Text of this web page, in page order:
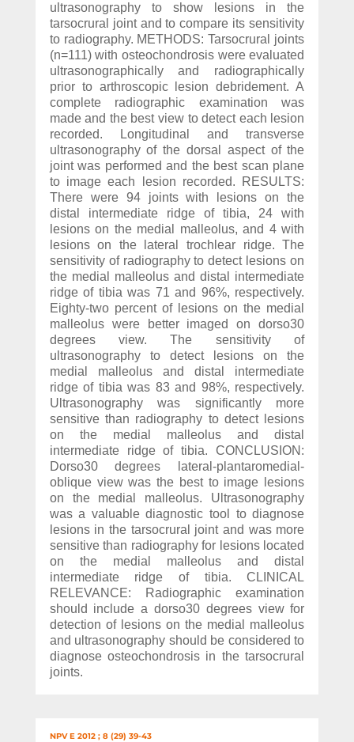
ultrasonography to show lesions in the
tarsocrural joint and to compare its sensitivity
to radiography. METHODS: Tarsocrural joints
(n=111) with osteochondrosis were evaluated
ultrasonographically and radiographically
prior to arthroscopic lesion debridement. A
complete radiographic examination was
made and the best view to detect each lesion
recorded. Longitudinal and transverse
ultrasonography of the dorsal aspect of the
joint was performed and the best scan plane
to image each lesion recorded. RESULTS:
There were 94 joints with lesions on the
distal intermediate ridge of tibia, 24 with
lesions on the medial malleolus, and 4 with
lesions on the lateral trochlear ridge. The
sensitivity of radiography to detect lesions on
the medial malleolus and distal intermediate
ridge of tibia was 71 and 96%, respectively.
Eighty-two percent of lesions on the medial
malleolus were better imaged on dorso30
degrees view. The sensitivity of
ultrasonography to detect lesions on the
medial malleolus and distal intermediate
ridge of tibia was 83 and 98%, respectively.
Ultrasonography was significantly more
sensitive than radiography to detect lesions
on the medial malleolus and distal
intermediate ridge of tibia. CONCLUSION:
Dorso30 degrees lateral-plantaromedial-
oblique view was the best to image lesions
on the medial malleolus. Ultrasonography
was a valuable diagnostic tool to diagnose
lesions in the tarsocrural joint and was more
sensitive than radiography for lesions located
on the medial malleolus and distal
intermediate ridge of tibia. CLINICAL
RELEVANCE: Radiographic examination
should include a dorso30 degrees view for
detection of lesions on the medial malleolus
and ultrasonography should be considered to
diagnose osteochondrosis in the tarsocrural
joints.
NPV E 2012 ; 8 (29) 39-43